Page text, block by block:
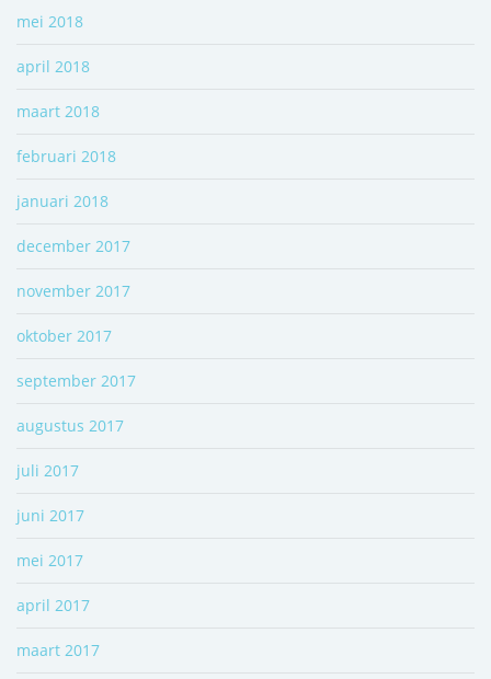
mei 2018
april 2018
maart 2018
februari 2018
januari 2018
december 2017
november 2017
oktober 2017
september 2017
augustus 2017
juli 2017
juni 2017
mei 2017
april 2017
maart 2017